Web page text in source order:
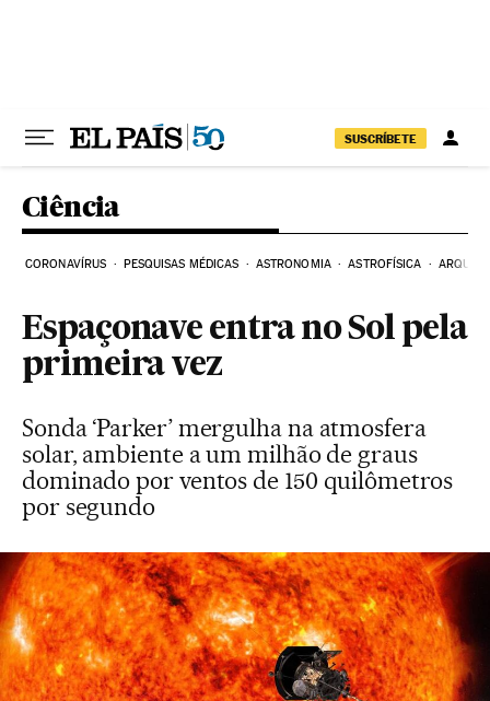
SUSCRÍBETE
Ciência
CORONAVÍRUS PESQUISAS MÉDICAS ASTRONOMIA ASTROFÍSICA
Espaçonave entra no Sol pela
primeira vez
Sonda ‘Parker’ mergulha na atmosfera
solar, ambiente a um milhão de graus
dominado por ventos de 150 quilômetros
por segundo